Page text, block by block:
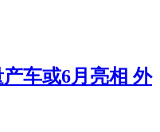
车或6月亮相 外